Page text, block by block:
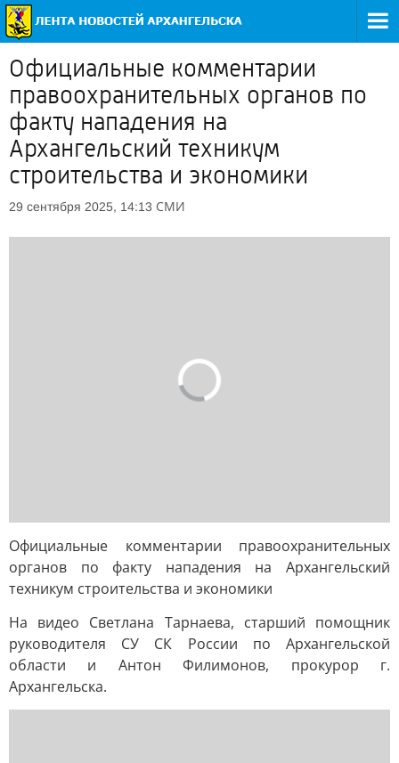
Официальные комментарии
правоохранительных органов по
факту нападения на
Архангельский техникум
строительства и экономики
29 сентября 2025, 14:13 СМИ
Официальные комментарии правоохранительных
органов по факту нападения на Архангельский
техникум строительства и экономики
На видео Светлана Тарнаева, старший помощник
руководителя СУ СК России по Архангельской
области и Антон Филимонов, прокурор г.
Архангельска.